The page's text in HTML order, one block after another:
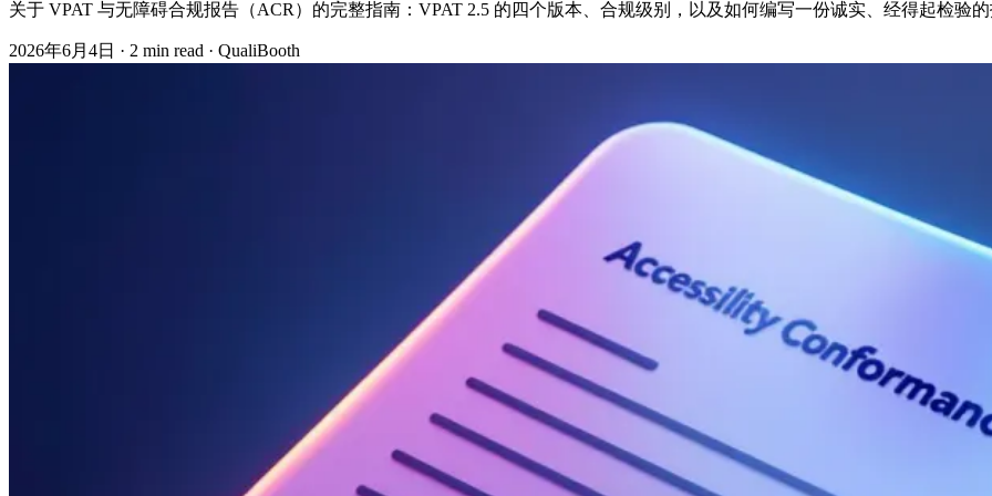
关于 VPAT 与无障碍合规报告（ACR）的完整指南：VPAT 2.5 的四个版本、合规级别，以及如何编写一份诚实、经得起检验
2026年6月4日 · 2 min read · QualiBooth